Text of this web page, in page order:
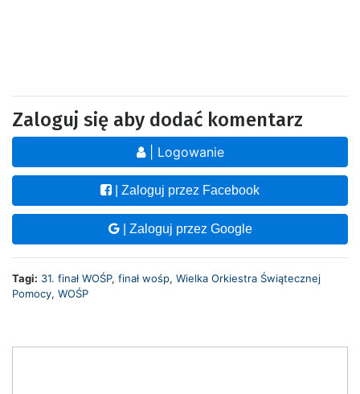
Zaloguj się aby dodać komentarz
| Logowanie
| Zaloguj przez Facebook
| Zaloguj przez Google
Tagi: 31. finał WOŚP, finał wośp, Wielka Orkiestra Świątecznej
Pomocy, WOŚP